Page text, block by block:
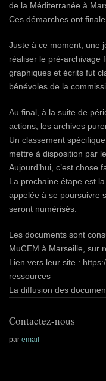
de la Méditerranée à
Ces démarches ont
Juste à ce moment, une
réaliser le pré-archivage
graphiques et écrits fut
bénévoles de la
Au final, à la suite de
actions, les archives
Un classement
mettre à disposition par
Aujourd’hui, c’est chose
La prochaine étape est
appelée à se poursuivre
seront numérisés.
Les documents sont
MuCEM à Marseille, sur
Lien vers leur site :
ressources
La diffusion des
Contactez-nous
par email